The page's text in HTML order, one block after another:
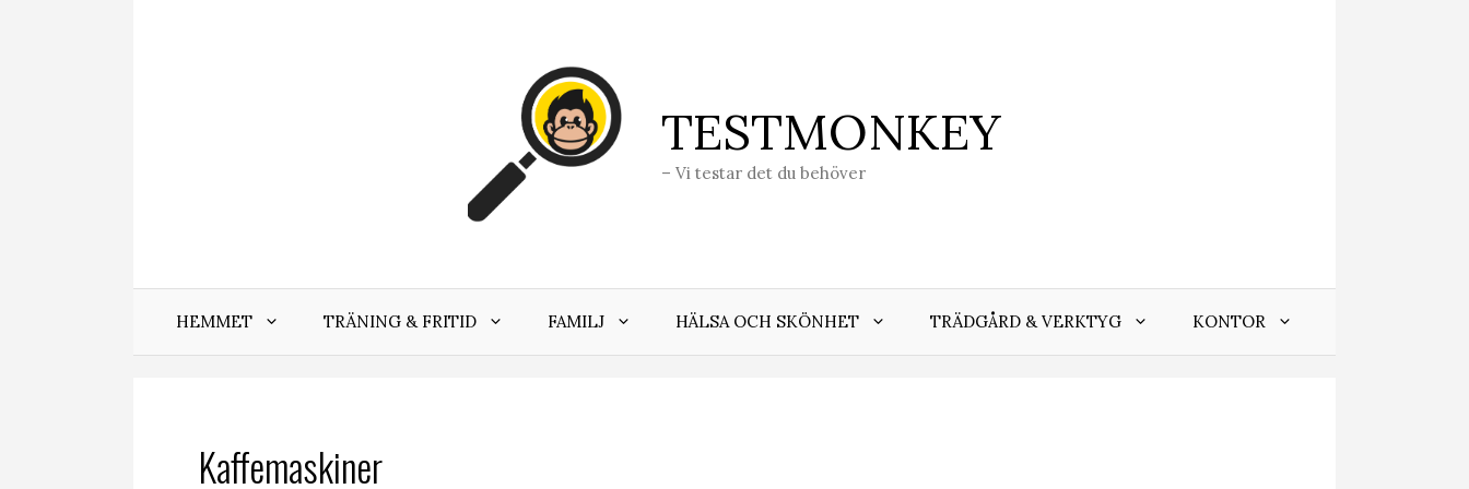
TESTMONKEY
– Vi testar det du behöver
HEMMET TRÄNING & FRITID FAMILJ HÄLSA OCH SKÖNHET TRÄDGÅRD & VERKTYG KONTOR
Kaffemaskiner